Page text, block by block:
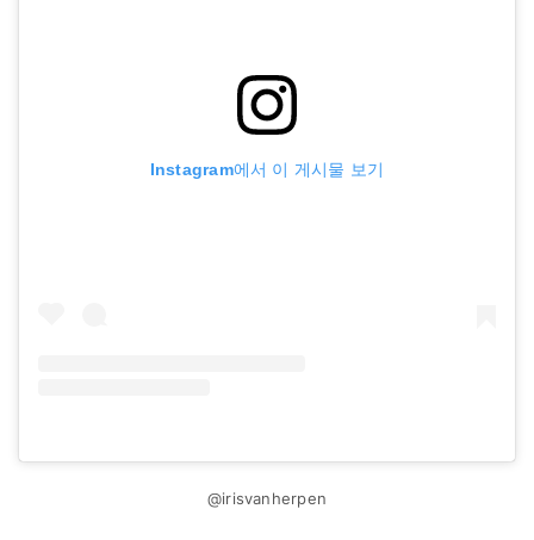
Instagram에서 이 게시물 보기
@irisvanherpen